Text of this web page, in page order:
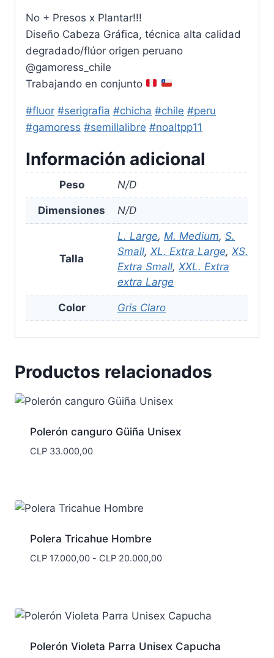
No + Presos x Plantar!!!
Diseño Cabeza Gráfica, técnica alta calidad
degradado/flúor origen peruano
@gamoress_chile
Trabajando en conjunto
#fluor #serigrafia #chicha #chile #peru
#gamoress #semillalibre #noaltpp11
Información adicional
Peso N/D
Dimensiones N/D
Talla
L. Large, M. Medium, S.
Small, XL. Extra Large, XS.
Extra Small, XXL. Extra
extra Large
Color Gris Claro
Productos relacionados
Polerón canguro Güiña Unisex
CLP33.000,00
Polera Tricahue Hombre
CLP17.000,00 - CLP20.000,00Rango
CLP 17.000,00
CLP 20.000,00
Polerón Violeta Parra Unisex Capucha